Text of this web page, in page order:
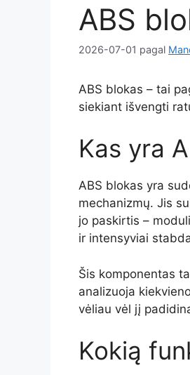
ABS
2026-07-01 pagal
ABS blokas – tai
siekiant išvengti
Kas yra
ABS blokas yra
mechanizmų. Jis
jo paskirtis –
ir intensyviai
Šis komponentas
analizuoja
vėliau vėl jį
Kokią